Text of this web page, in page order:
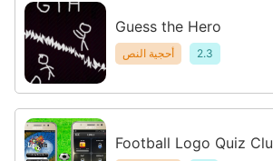
Guess the Hero
أحجية النص 2.3
Football Logo Quiz